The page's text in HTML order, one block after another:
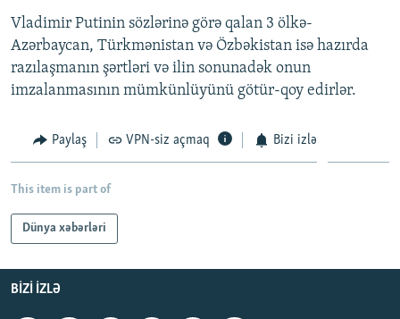
AZADLIQRADIOSU MOBIL TELEFONUNUZDA
BIZIMLƏ ƏLAQƏ
XƏBƏR BÜLLETENLƏRIMIZ
RFE/RL-in bütün saytları
Vladimir Putinin sözlərinə görə qalan 3 ölkə-
Azərbaycan, Türkmənistan və Özbəkistan isə hazırda
razılaşmanın şərtləri və ilin sonunadək onun
imzalanmasının mümkünlüyünü götür-qoy edirlər.
Paylaş VPN-siz açmaq Bizi izlə
This item is part of
Dünya xəbərləri
BIZI IZLƏ